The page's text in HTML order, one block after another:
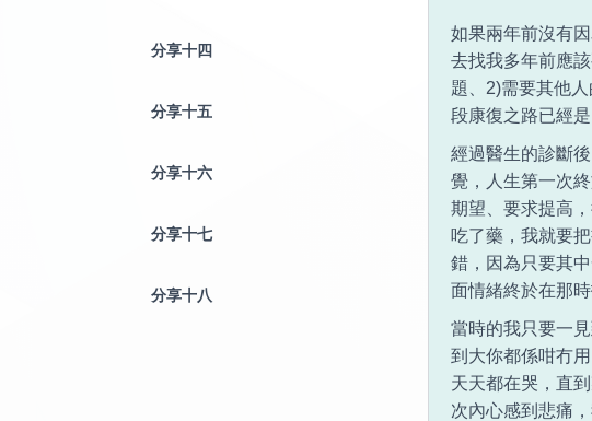
分享十四
分享十五
分享十六
分享十七
分享十八
如果兩年前沒有
去找我多年前應
題、2)需要其他
段康復之路已經是
經過醫生的診斷
覺，人生第一次
期望、要求提高
吃了藥，我就要
錯，因為只要其
面情緒終於在那
當時的我只要一
到大你都係咁冇
天天都在哭，直
次內心感到悲痛